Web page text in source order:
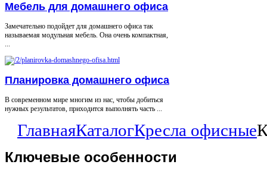
Мебель для домашнего офиса
Замечательно подойдет для домашнего офиса так
называемая модульная мебель. Она очень компактная,
...
Планировка домашнего офиса
В современном мире многим из нас, чтобы добиться
нужных результатов, приходится выполнять часть ...
ГлавнаяКаталогКресла офисные
Ключевые особенности